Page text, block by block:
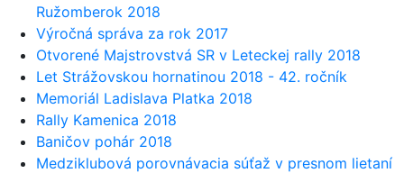
Ružomberok 2018
Výročná správa za rok 2017
Otvorené Majstrovstvá SR v Leteckej rally 2018
Let Strážovskou hornatinou 2018 - 42. ročník
Memoriál Ladislava Platka 2018
Rally Kamenica 2018
Baničov pohár 2018
Medziklubová porovnávacia súťaž v presnom lietaní